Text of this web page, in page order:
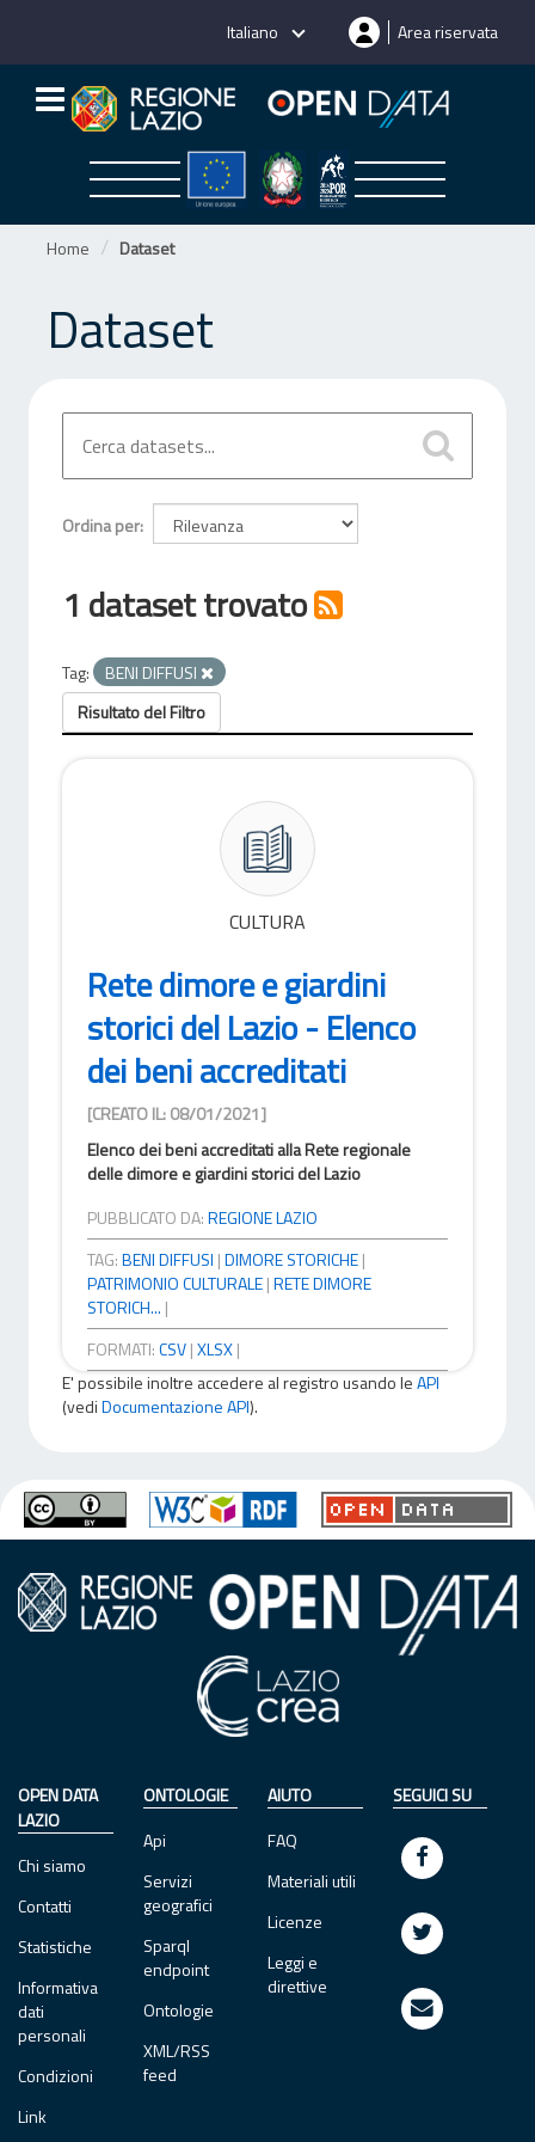
Italiano Area riservata
Home Dataset
Dataset
Ordina per
1 dataset trovato
Tag:
BENI DIFFUSI
Risultato del Filtro
CULTURA
Rete dimore e giardini
storici del Lazio - Elenco
dei beni accreditati
[CREATO IL: 08/01/2021]
Elenco dei beni accreditati alla Rete regionale
delle dimore e giardini storici del Lazio
PUBBLICATO DA:REGIONE LAZIO
TAG:BENI DIFFUSI |DIMORE STORICHE|
PATRIMONIO CULTURALE|RETE DIMORE
STORICH... |
FORMATI:CSV|XLSX|
E' possibile inoltre accedere al registro usando leAPI
(vediDocumentazione API).
OPEN DATA
LAZIO
Chi siamo
Contatti
Statistiche
Informativa
dati
personali
Condizioni
Link
ONTOLOGIE
Api
Servizi
geografici
Sparql
endpoint
Ontologie
XML/RSS
feed
AIUTO
FAQ
Materiali utili
Licenze
Leggi e
direttive
SEGUICI SU